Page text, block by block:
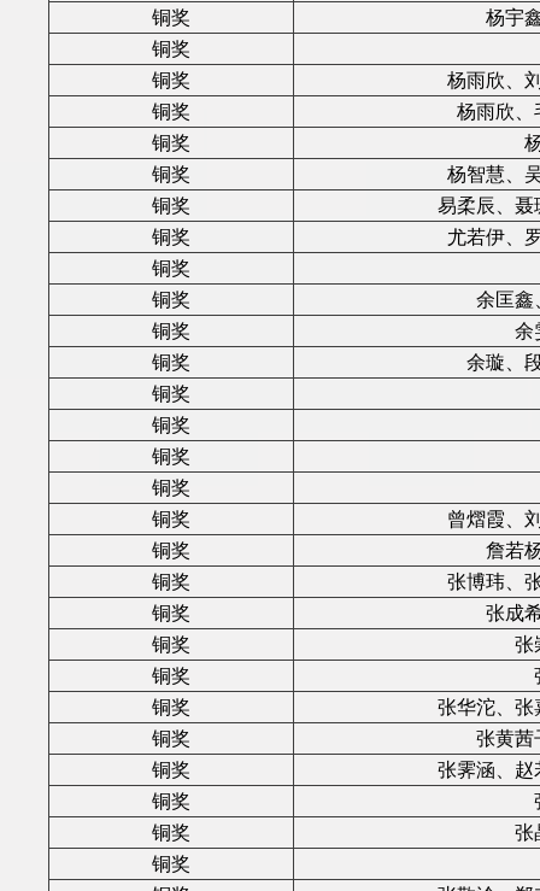
铜奖
杨宇
铜奖
铜奖
杨雨欣、
铜奖
杨雨欣
铜奖
铜奖
杨智慧、
铜奖
易柔辰、
铜奖
尤若伊、
铜奖
铜奖
余匡
铜奖
余
铜奖
余璇、
铜奖
铜奖
铜奖
铜奖
铜奖
曾熠霞、
铜奖
詹若
铜奖
张博玮、
铜奖
张成
铜奖
张
铜奖
铜奖
张华沱、
铜奖
张黄
铜奖
张霁涵、
铜奖
铜奖
张
铜奖